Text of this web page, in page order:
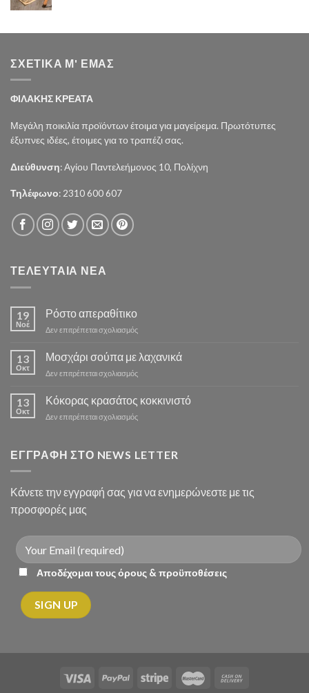
ΣΧΕΤΙΚΑ Μ' ΕΜΑΣ
ΦΙΛΑΚΗΣ ΚΡΕΑΤΑ
Μεγάλη ποικιλία προϊόντων έτοιμα για μαγείρεμα. Πρωτότυπες
έξυπνες ιδέες, έτοιμες για το τραπέζι σας.
Διεύθυνση: Αγίου Παντελεήμονος 10, Πολίχνη
Τηλέφωνο: 2310 600 607
ΤΕΛΕΥΤΑΙΑ ΝΕΑ
19
Νοέ
Ρόστο απεραθίτικο
Δεν επιτρέπεται σχολιασμόςστο
απεραθίτικο
13
Οκτ
Μοσχάρι σούπα με λαχανικά
Δεν επιτρέπεται σχολιασμόςστο
με
λαχανικά
13
Οκτ
Κόκορας κρασάτος κοκκινιστό
Δεν επιτρέπεται σχολιασμόςστο
κοκκινιστό
ΕΓΓΡΑΦΗ ΣΤΟ NEWS LETTER
Κάνετε την εγγραφή σας για να ενημερώνεστε με τις
προσφορές μας
Αποδέχομαι τους όρους & προϋποθέσεις